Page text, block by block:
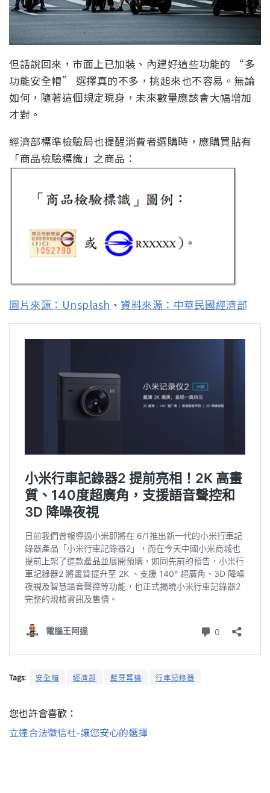
但話說回來，市面上已加裝、內建好這些功能的 “多
功能安全帽” 選擇真的不多，挑起來也不容易。無論
如何，隨著這個規定現身，未來數量應該會大幅增加
才對。
經濟部標準檢驗局也提醒消費者選購時，應購買貼有
「商品檢驗標識」之商品：
圖片來源：Unsplash 、 資料來源：中華民國經濟部
Tags: 安全帽 經濟部 藍牙耳機 行車記錄器
您也許會喜歡：
立達合法徵信社-讓您安心的選擇